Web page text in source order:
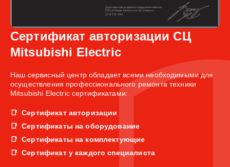
Сертификат авторизации СЦ
Mitsubishi Electric
Наш сервисный центр обладает всеми необходимыми для
осуществления профессионального ремонта техники
Mitsubishi Electric сертификатами:
Сертификат авторизации
Сертификаты на оборудование
Сертификаты на комплектующие
Сертификат у каждого специалиста